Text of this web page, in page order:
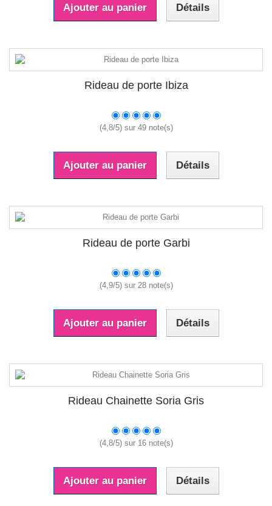
Ajouter au panier Détails
Rideau de porte Ibiza
(4,8/5) sur 49note(s)
Ajouter au panier Détails
Rideau de porte Garbi
(4,9/5) sur 28note(s)
Ajouter au panier Détails
Rideau Chainette Soria Gris
(4,8/5) sur 16note(s)
Ajouter au panier Détails